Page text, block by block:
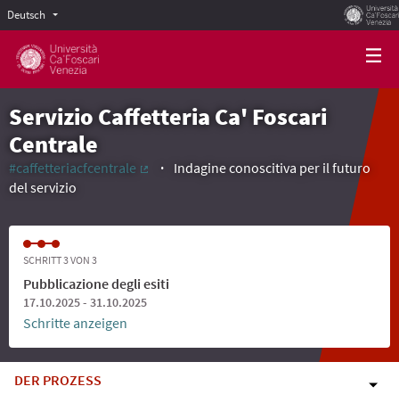
Deutsch Scegli la lingua
Servizio Caffetteria Ca' Foscari
Centrale
#caffetteriacfcentrale
Indagine conoscitiva per il futuro
del servizio
SCHRITT 3 VON 3
Pubblicazione degli esiti
17.10.2025 - 31.10.2025
Schritte anzeigen
DER PROZESS